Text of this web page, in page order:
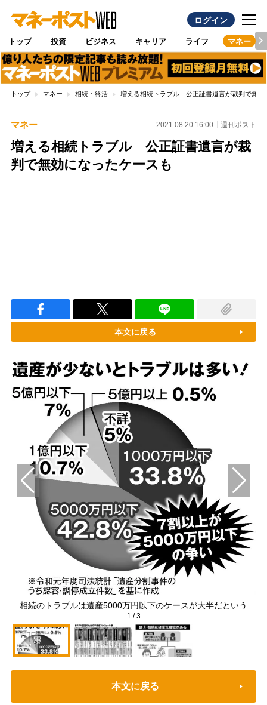
ログイン
トップ 投資 ビジネス キャリア ライフ マネー
トップ マネー 相続・終活 増える相続トラブル 公正証書遺言が裁判で無効
マネー 2021.08.20 16:00 週刊ポスト
増える相続トラブル 公正証書遺言が裁
判で無効になったケースも
本文に戻る
相続のトラブルは遺産5000万円以下のケースが大半だという
1 /3
本文に戻る